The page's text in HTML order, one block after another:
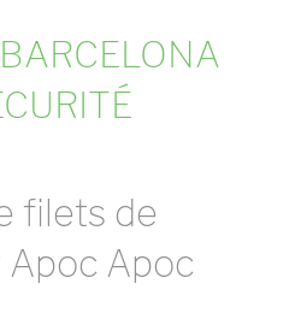
filets de
Apoc